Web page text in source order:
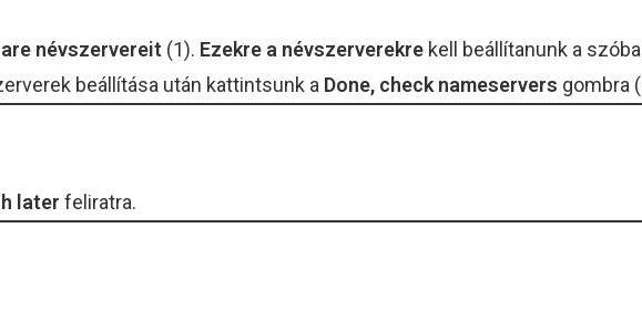
névszervereit (1). Ezekre a névszerverekre kell beállítanunk a
beállítása után kattintsunk a Done, check nameservers gombra
later feliratra.